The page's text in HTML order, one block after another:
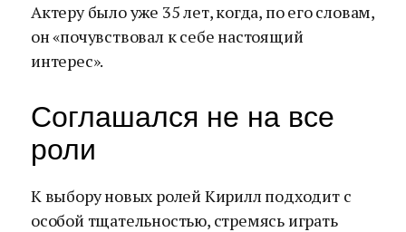
Актеру было уже 35 лет, когда, по его словам,
он «почувствовал к себе настоящий
интерес».
Соглашался не на все
роли
К выбору новых ролей Кирилл подходит с
особой тщательностью, стремясь играть